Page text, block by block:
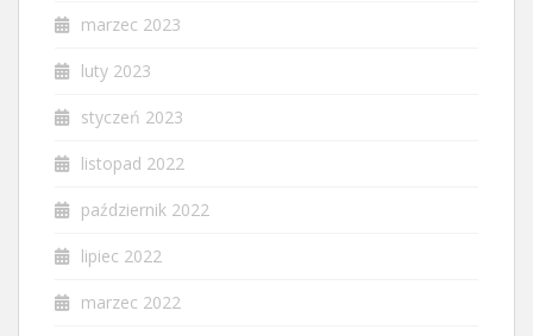
marzec 2023
luty 2023
styczeń 2023
listopad 2022
październik 2022
lipiec 2022
marzec 2022